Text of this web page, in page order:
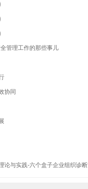
管理工作的那些事儿
协同
论与实践-六个盒子企业组织诊